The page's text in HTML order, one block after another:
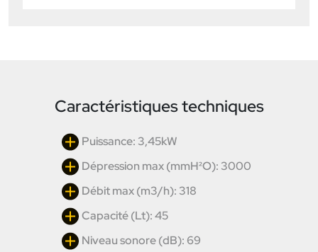
Caractéristiques techniques
Puissance: 3,45kW
Dépression max (mmH²O): 3000
Débit max (m3/h): 318
Capacité (Lt): 45
Niveau sonore (dB): 69